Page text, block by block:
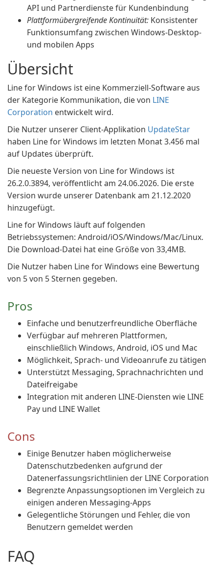
API und Partnerdienste für Kundenbindung
Plattformübergreifende Kontinuität: Konsistenter
Funktionsumfang zwischen Windows-Desktop-
und mobilen Apps
Übersicht
Line for Windows ist eine Kommerziell-Software aus
der Kategorie Kommunikation, die von LINE
Corporation entwickelt wird.
Die Nutzer unserer Client-Applikation UpdateStar
haben Line for Windows im letzten Monat 3.456 mal
auf Updates überprüft.
Die neueste Version von Line for Windows ist
26.2.0.3894, veröffentlicht am 24.06.2026. Die erste
Version wurde unserer Datenbank am 21.12.2020
hinzugefügt.
Line for Windows läuft auf folgenden
Betriebssystemen: Android/iOS/Windows/Mac/Linux.
Die Download-Datei hat eine Größe von 33,4MB.
Die Nutzer haben Line for Windows eine Bewertung
von 5 von 5 Sternen gegeben.
Pros
Einfache und benutzerfreundliche Oberfläche
Verfügbar auf mehreren Plattformen,
einschließlich Windows, Android, iOS und Mac
Möglichkeit, Sprach- und Videoanrufe zu tätigen
Unterstützt Messaging, Sprachnachrichten und
Dateifreigabe
Integration mit anderen LINE-Diensten wie LINE
Pay und LINE Wallet
Cons
Einige Benutzer haben möglicherweise
Datenschutzbedenken aufgrund der
Datenerfassungsrichtlinien der LINE Corporation
Begrenzte Anpassungsoptionen im Vergleich zu
einigen anderen Messaging-Apps
Gelegentliche Störungen und Fehler, die von
Benutzern gemeldet werden
FAQ